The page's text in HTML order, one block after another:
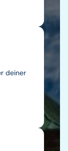
deiner